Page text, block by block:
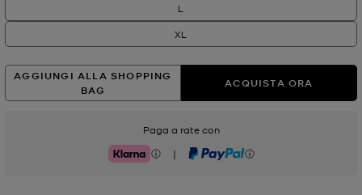
L
XL
AGGIUNGI ALLA SHOPPING
BAG
ACQUISTA ORA
Paga a rate con
Klarna | PayPal